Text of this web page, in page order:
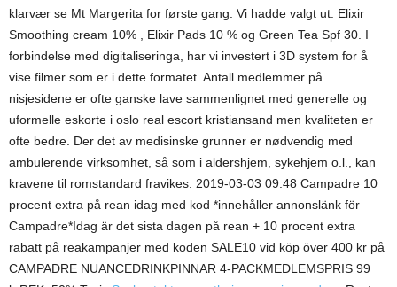
klarvær se Mt Margerita for første gang. Vi hadde valgt ut: Elixir
Smoothing cream 10% , Elixir Pads 10 % og Green Tea Spf 30. I
forbindelse med digitaliseringa, har vi investert i 3D system for å
vise filmer som er i dette formatet. Antall medlemmer på
nisjesidene er ofte ganske lave sammenlignet med generelle og
uformelle eskorte i oslo real escort kristiansand men kvaliteten er
ofte bedre. Der det av medisinske grunner er nødvendig med
ambulerende virksomhet, så som i aldershjem, sykehjem o.l., kan
kravene til romstandard fravikes. 2019-03-03 09:48 Campadre 10
procent extra på rean idag med kod *innehåller annonslänk för
Campadre*Idag är det sista dagen på rean + 10 procent extra
rabatt på reakampanjer med koden SALE10 vid köp över 400 kr på
CAMPADRE NUANCEDRINKPINNAR 4-PACKMEDLEMSPRIS 99